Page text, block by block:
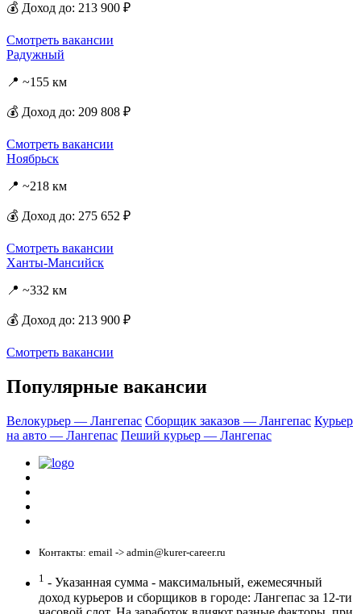
💰 Доход до: 213 900 ₽
Смотреть вакансии
Радужный
📍 ~155 км
💰 Доход до: 209 808 ₽
Смотреть вакансии
Ноябрьск
📍 ~218 км
💰 Доход до: 275 652 ₽
Смотреть вакансии
Ханты-Мансийск
📍 ~332 км
💰 Доход до: 213 900 ₽
Смотреть вакансии
Популярные вакансии
Велокурьер — Лангепас Сборщик заказов — Лангепас Курьер
на авто — Лангепас Пеший курьер — Лангепас
Контакты: email -> admin@kurer-career.ru
1 - Указанная сумма - максимальный, ежемесячный
доход курьеров и сборщиков в городе: Лангепас за 12-ти